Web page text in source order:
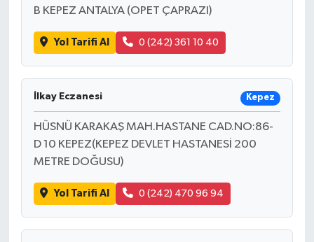
B KEPEZ ANTALYA (OPET ÇAPRAZI)
Yol Tarifi Al 0 (242) 361 10 40
İlkay Eczanesi Kepez
HÜSNÜ KARAKAŞ MAH.HASTANE CAD.NO:86-
D 10 KEPEZ(KEPEZ DEVLET HASTANESİ 200
METRE DOĞUSU)
Yol Tarifi Al 0 (242) 470 96 94